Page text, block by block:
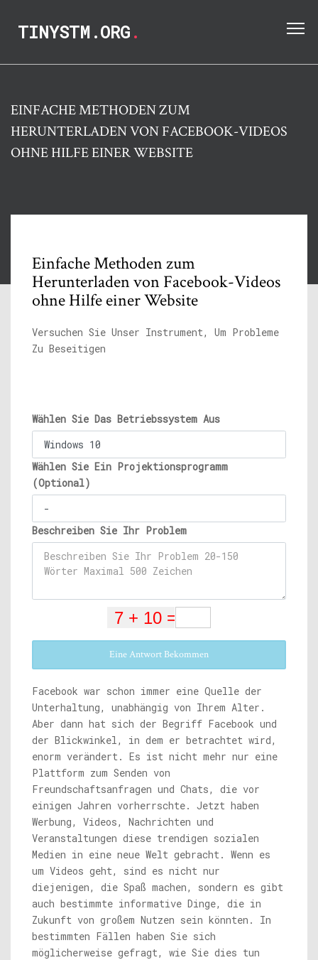
TINYSTM.ORG.
EINFACHE METHODEN ZUM
HERUNTERLADEN VON FACEBOOK-VIDEOS
OHNE HILFE EINER WEBSITE
Einfache Methoden zum
Herunterladen von Facebook-Videos
ohne Hilfe einer Website
Versuchen Sie Unser Instrument, Um Probleme
Zu Beseitigen
Wählen Sie Das Betriebssystem Aus
Wählen Sie Ein Projektionsprogramm
(Optional)
Beschreiben Sie Ihr Problem
Eine Antwort Bekommen
Facebook war schon immer eine Quelle der
Unterhaltung, unabhängig von Ihrem Alter.
Aber dann hat sich der Begriff Facebook und
der Blickwinkel, in dem er betrachtet wird,
enorm verändert. Es ist nicht mehr nur eine
Plattform zum Senden von
Freundschaftsanfragen und Chats, die vor
einigen Jahren vorherrschte. Jetzt haben
Werbung, Videos, Nachrichten und
Veranstaltungen diese trendigen sozialen
Medien in eine neue Welt gebracht. Wenn es
um Videos geht, sind es nicht nur
diejenigen, die Spaß machen, sondern es gibt
auch bestimmte informative Dinge, die in
Zukunft von großem Nutzen sein könnten. In
bestimmten Fällen haben Sie sich
möglicherweise gefragt, wie Sie dies tun